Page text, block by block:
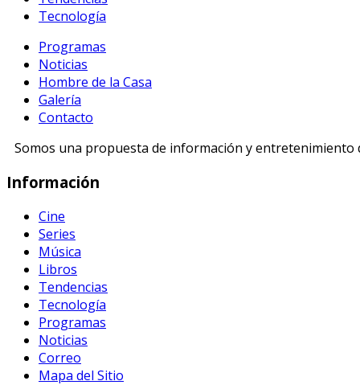
Tecnología
Programas
Noticias
Hombre de la Casa
Galería
Contacto
Somos una propuesta de información y
Información
Cine
Series
Música
Libros
Tendencias
Tecnología
Programas
Noticias
Correo
Mapa del Sitio